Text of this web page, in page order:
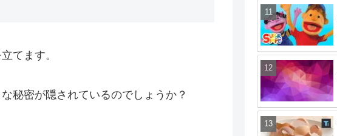
てます。
秘密が隠されているのでしょうか？